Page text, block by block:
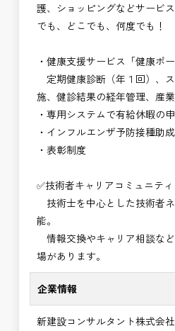
護、ショッピングなどサービ
でも、どこでも、何度でも！
・健康支援サービス「健康ポ
定期健康診断（年１回）、
施、健診結果の経年管理、産
・専用システムで有給休暇の
・インフルエンザ予防接種助
・表彰制度
✅技術者キャリアコミュニティ
技術士を中心とした技術者
能。
情報交換やキャリア相談な
場があります。
企業情報
新建設コンサルタント株式会社